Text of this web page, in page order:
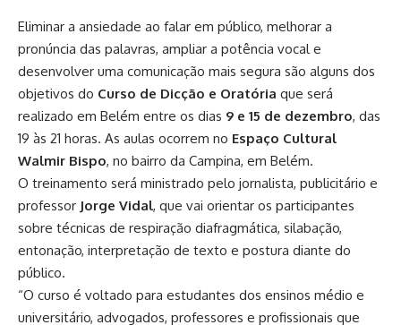
Eliminar a ansiedade ao falar em público, melhorar a
pronúncia das palavras, ampliar a potência vocal e
desenvolver uma comunicação mais segura são alguns dos
objetivos do Curso de Dicção e Oratória que será
realizado em Belém entre os dias 9 e 15 de dezembro, das
19 às 21 horas. As aulas ocorrem no Espaço Cultural
Walmir Bispo, no bairro da Campina, em Belém.
O treinamento será ministrado pelo jornalista, publicitário e
professor Jorge Vidal, que vai orientar os participantes
sobre técnicas de respiração diafragmática, silabação,
entonação, interpretação de texto e postura diante do
público.
“O curso é voltado para estudantes dos ensinos médio e
universitário, advogados, professores e profissionais que